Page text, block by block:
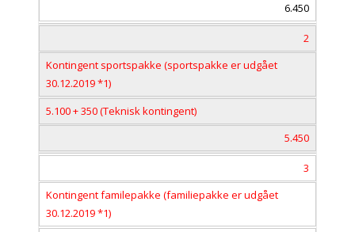
6.450
2
Kontingent sportspakke (sportspakke er udgået
30.12.2019 *1)
5.100 + 350 (Teknisk kontingent)
5.450
3
Kontingent familepakke (familiepakke er udgået
30.12.2019 *1)